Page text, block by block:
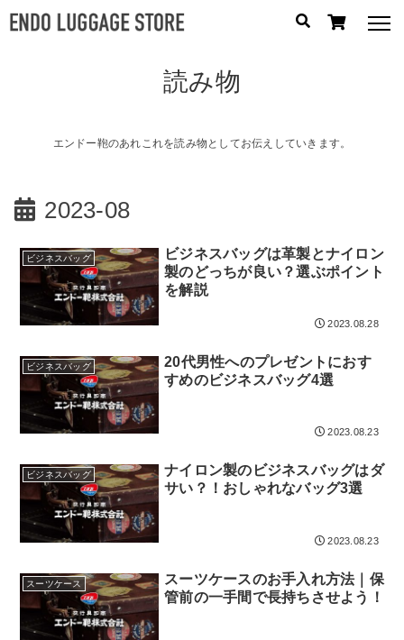
誕生日プレゼント
泊数から探す
読み物
エンドー鞄のあれこれを読み物としてお伝えしていきます。
2023-08
ビジネスバッグ
ビジネスバッグは革製とナイロン
製のどっちが良い？選ぶポイント
を解説
2023.08.28
ビジネスバッグ
20代男性へのプレゼントにおす
すめのビジネスバッグ4選
2023.08.23
ビジネスバッグ
ナイロン製のビジネスバッグはダ
サい？！おしゃれなバッグ3選
2023.08.23
スーツケース
スーツケースのお手入れ方法｜保
管前の一手間で長持ちさせよう！